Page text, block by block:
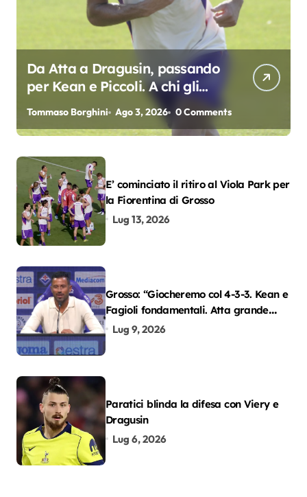
Da Atta a Dragusin, passando
per Kean e Piccoli. A chi gli
oscar del precampionato?
Tommaso Borghini Ago 3, 2026 0 Comments
E’ cominciato il ritiro al Viola Park per
la Fiorentina di Grosso
Lug 13, 2026
Grosso: “Giocheremo col 4-3-3. Kean e
Fagioli fondamentali. Atta grande
colpo”
Lug 9, 2026
Paratici blinda la difesa con Viery e
Dragusin
Lug 6, 2026